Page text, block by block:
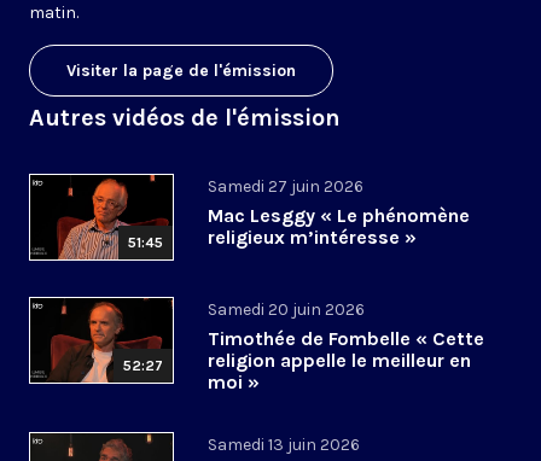
matin.
Visiter la page de l'émission
Autres vidéos de l'émission
51:45
Samedi 27 juin 2026
Mac Lesggy « Le phénomène
religieux m’intéresse »
52:27
Samedi 20 juin 2026
Timothée de Fombelle « Cette
religion appelle le meilleur en
moi »
Samedi 13 juin 2026